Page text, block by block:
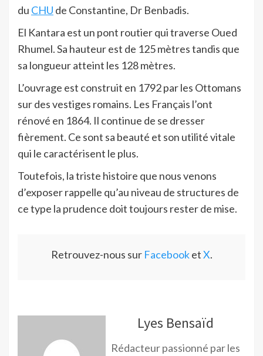
du CHU de Constantine, Dr Benbadis.
El Kantara est un pont routier qui traverse Oued
Rhumel. Sa hauteur est de 125 mètres tandis que
sa longueur atteint les 128 mètres.
L’ouvrage est construit en 1792 par les Ottomans
sur des vestiges romains. Les Français l’ont
rénové en 1864. Il continue de se dresser
fièrement. Ce sont sa beauté et son utilité vitale
qui le caractérisent le plus.
Toutefois, la triste histoire que nous venons
d’exposer rappelle qu’au niveau de structures de
ce type la prudence doit toujours rester de mise.
Retrouvez-nous sur FacebooketX.
Lyes Bensaïd
Rédacteur passionné par les